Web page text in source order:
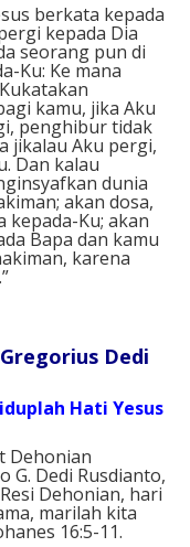
berkata kepada
kepada Dia
seorang pun di
Ku: Ke mana
kamu, jika Aku
penghibur tidak
jikalau Aku pergi,
Dan kalau
dunia
akan dosa,
kepada-Ku; akan
Bapa dan kamu
karena
Gregorius Dedi
Hati Yesus
Dehonian
G. Dedi Rusdianto,
Dehonian, hari
marilah kita
16:5-11.